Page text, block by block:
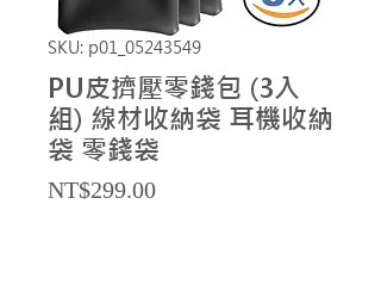
SKU: p01_05243549
PU皮擠壓零錢包 (3入
組) 線材收納袋 耳機收納
袋 零錢袋
NT$299.00Price